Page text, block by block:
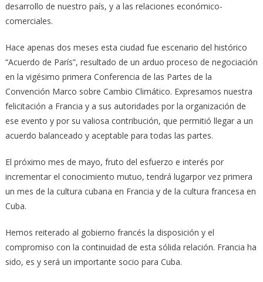
desarrollo de nuestro país, y a las relaciones económico-
comerciales.
Hace apenas dos meses esta ciudad fue escenario del histórico
“Acuerdo de París”, resultado de un arduo proceso de negociación
en la vigésimo primera Conferencia de las Partes de la
Convención Marco sobre Cambio Climático. Expresamos nuestra
felicitación a Francia y a sus autoridades por la organización de
ese evento y por su valiosa contribución, que permitió llegar a un
acuerdo balanceado y aceptable para todas las partes.
El próximo mes de mayo, fruto del esfuerzo e interés por
incrementar el conocimiento mutuo, tendrá lugarpor vez primera
un mes de la cultura cubana en Francia y de la cultura francesa en
Cuba.
Hemos reiterado al gobierno francés la disposición y el
compromiso con la continuidad de esta sólida relación. Francia ha
sido, es y será un importante socio para Cuba.